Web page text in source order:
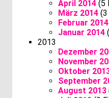
April 2014 (5
März 2014 (3
Februar 2014
Januar 2014
2013
Dezember
November
Oktober
September
August 2013